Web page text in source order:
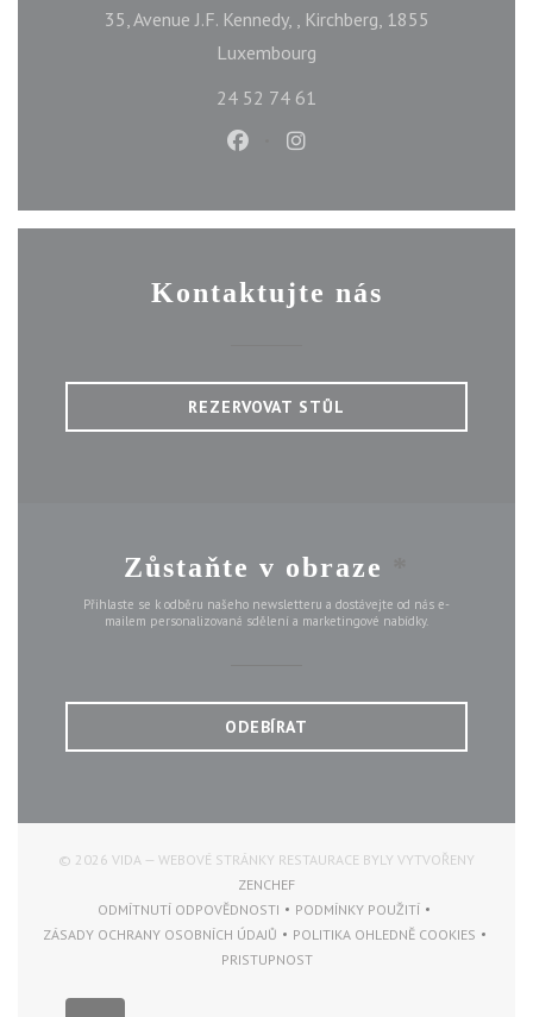
35, Avenue J.F. Kennedy, , Kirchberg, 1855
Luxembourg
24 52 74 61
Facebook ((otevře se v novém
Instagram ((otevře se v
Kontaktujte nás
REZERVOVAT STŮL
Zůstaňte v obraze
Přihlaste se k odběru našeho newsletteru a dostávejte od nás e-
mailem personalizovaná sdělení a marketingové nabídky.
ODEBÍRAT
© 2026 VIDA — WEBOVÉ STRÁNKY RESTAURACE BYLY VYTVOŘENY
ZENCHEF((OTEVŘE SE V NOVÉM OKNĚ))
ODMÍTNUTÍ ODPOVĚDNOSTI
((OTEVŘE SE V NOVÉM OKNĚ))
PODMÍNKY POUŽITÍ
((OTEVŘE SE V NOVÉM
ZÁSADY OCHRANY OSOBNÍCH ÚDAJŮ
((OTEVŘE SE V NOVÉM OKNĚ))
POLITIKA OHLEDNĚ COOKIES
((OTEVŘE SE V
PRISTUPNOST
((OTEVŘE SE V NOVÉM OKNĚ))